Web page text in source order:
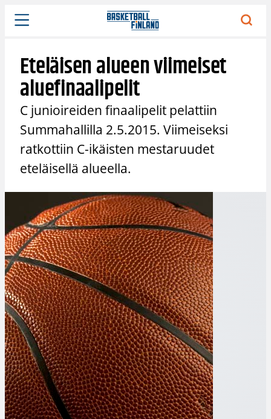
Siirry
sisältöön
Eteläisen alueen viimeiset
aluefinaalipelit
C junioireiden finaalipelit pelattiin
Summahallilla 2.5.2015. Viimeiseksi
ratkottiin C-ikäisten mestaruudet
eteläisellä alueella.